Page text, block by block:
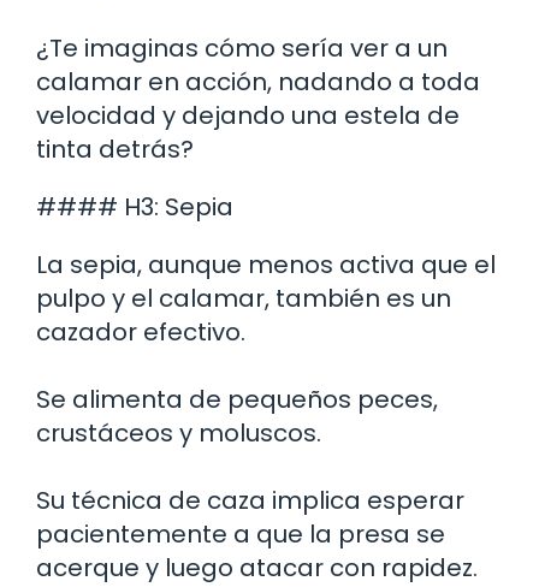
¿Te imaginas cómo sería ver a un
calamar en acción, nadando a toda
velocidad y dejando una estela de
tinta detrás?
#### H3: Sepia
La sepia, aunque menos activa que el
pulpo y el calamar, también es un
cazador efectivo.
Se alimenta de pequeños peces,
crustáceos y moluscos.
Su técnica de caza implica esperar
pacientemente a que la presa se
acerque y luego atacar con rapidez.